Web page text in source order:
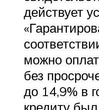
действует
можно
без
до 14,9% в